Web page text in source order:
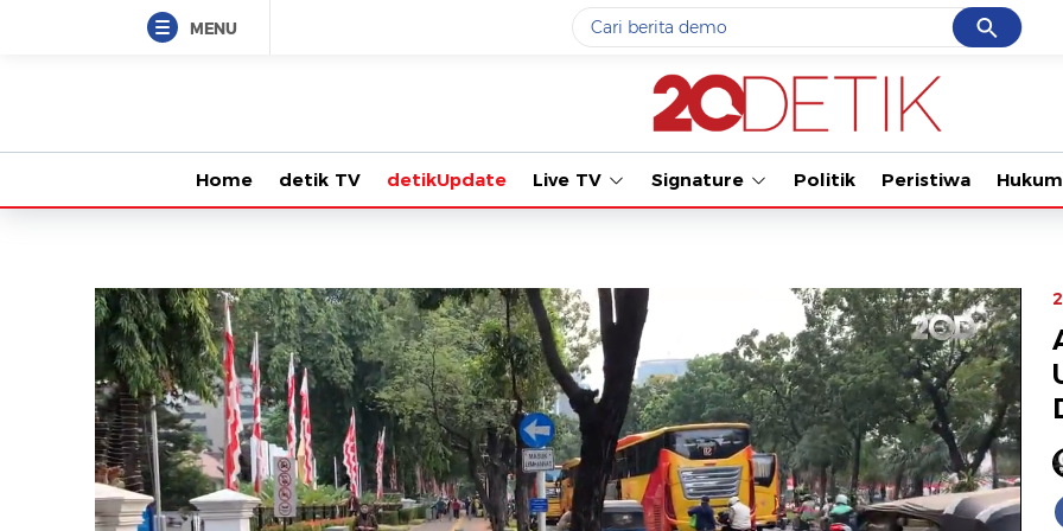
MENU Cancel
Yang sedang ramai dicari
gempa hari ini
#3prabowo
#5demo
Promoted
Terakhir yang dicari
Loading...
Tonton kabar
Home detik TV detikUpdate Live TV Signature Politik Peristiwa Hukum